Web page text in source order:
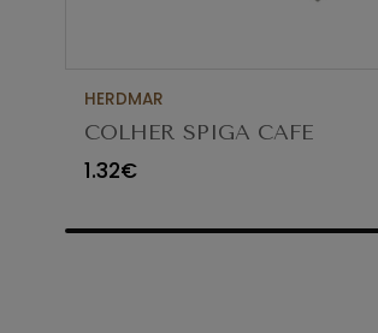
HERDMAR
COLHER SPIGA CAFE
1.32€